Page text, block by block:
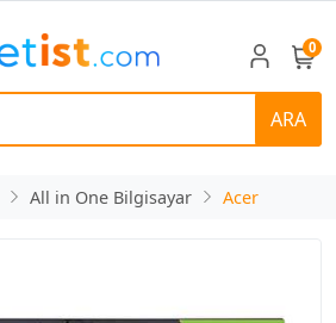
ARA
0
All in One Bilgisayar Acer